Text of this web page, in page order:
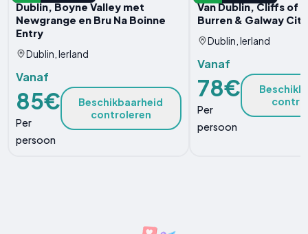
Dublin, Boyne Valley met
Newgrange en Bru Na Boinne
Entry
Dublin, Ierland
Vanaf
85€
Per
persoon
Beschikbaarheid
controleren
Van Dublin, Cliffs of
Burren & Galway
Dublin, Ierland
Vanaf
78€
Per
persoon